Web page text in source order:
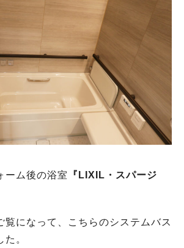
ーム後の浴室
『LIXIL・スパージ
覧になって、こちらのシステムバス
。